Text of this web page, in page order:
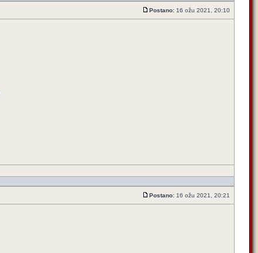
Postano: 16 ožu 2021, 20:10
Postano: 16 ožu 2021, 20:21